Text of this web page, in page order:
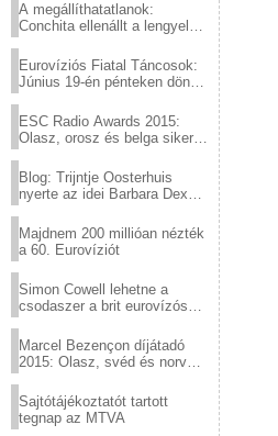
A megállíthatatlanok:
Conchita ellenállt a lengyel
Eurovíziós Fiatal Táncosok:
Június 19-én pénteken döntő
ESC Radio Awards 2015:
Olasz, orosz és belga siker,
Blog: Trijntje Oosterhuis
nyerte az idei Barbara Dex
Majdnem 200 millióan nézték
a 60. Eurovíziót
Simon Cowell lehetne a
csodaszer a brit eurovízós
Marcel Bezençon díjátadó
2015: Olasz, svéd és norvég
Sajtótájékoztatót tartott
tegnap az MTVA